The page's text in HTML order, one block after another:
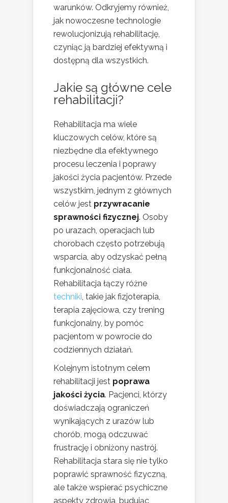
warunków. Odkryjemy również,
jak nowoczesne technologie
rewolucjonizują rehabilitację,
czyniąc ją bardziej efektywną i
dostępną dla wszystkich.
Jakie są główne cele
rehabilitacji?
Rehabilitacja ma wiele
kluczowych celów, które są
niezbędne dla efektywnego
procesu leczenia i poprawy
jakości życia pacjentów. Przede
wszystkim, jednym z głównych
celów jest przywracanie
sprawności fizycznej. Osoby
po urazach, operacjach lub
chorobach często potrzebują
wsparcia, aby odzyskać pełną
funkcjonalność ciała.
Rehabilitacja łączy różne
techniki, takie jak fizjoterapia,
terapia zajęciowa, czy trening
funkcjonalny, by pomóc
pacjentom w powrocie do
codziennych działań.
Kolejnym istotnym celem
rehabilitacji jest poprawa
jakości życia. Pacjenci, którzy
doświadczają ograniczeń
wynikających z urazów lub
chorób, mogą odczuwać
frustrację i obniżony nastrój.
Rehabilitacja stara się nie tylko
poprawić sprawność fizyczną,
ale także wspierać psychiczne
aspekty zdrowia, budując